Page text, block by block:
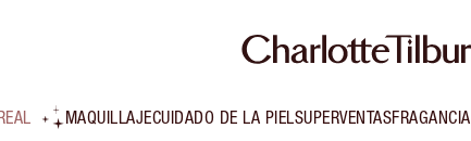
MAQUILLAJECUIDADO DE LA PIELSUPERVENTASFRAGANCIA